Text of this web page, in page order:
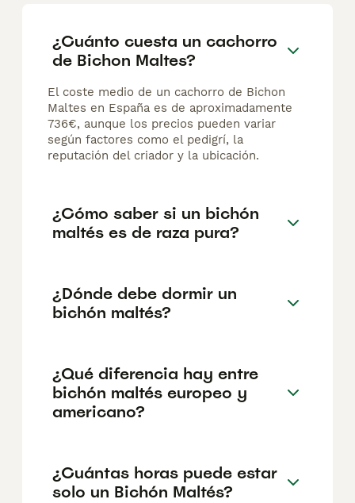
¿Cuánto cuesta un cachorro
de Bichon Maltes?
El coste medio de un cachorro de Bichon
Maltes en España es de aproximadamente
736€, aunque los precios pueden variar
según factores como el pedigrí, la
reputación del criador y la ubicación.
¿Cómo saber si un bichón
maltés es de raza pura?
¿Dónde debe dormir un
bichón maltés?
¿Qué diferencia hay entre
bichón maltés europeo y
americano?
¿Cuántas horas puede estar
solo un Bichón Maltés?